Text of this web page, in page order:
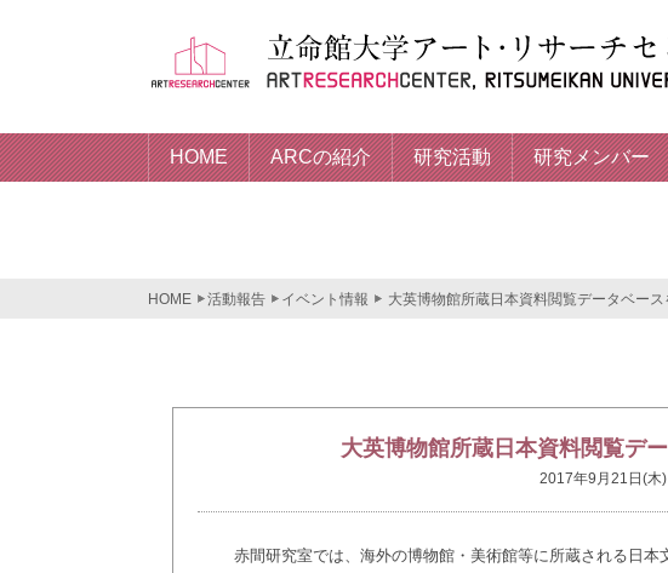
HOME ARCの紹介 研究活動 研究メンバー
HOME 活動報告 イベント情報 大英博物館所蔵日本資料閲覧データベース
大英博物館所蔵日本資料閲覧デ
2017年9月21日(木)
赤間研究室では、海外の博物館・美術館等に所蔵される日